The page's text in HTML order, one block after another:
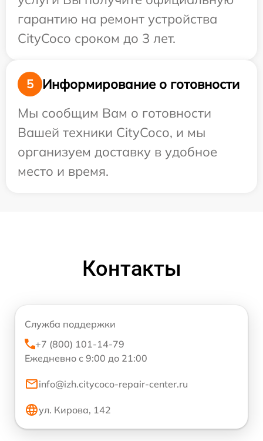
гарантию на ремонт устройства
CityCoco сроком до 3 лет.
5
Информирование о готовности
Мы сообщим Вам о готовности
Вашей техники CityCoco, и мы
организуем доставку в удобное
место и время.
Контакты
Служба поддержки
+7 (800) 101-14-79
Ежедневно с 9:00 до 21:00
info@izh.citycoco-repair-center.ru
ул. Кирова, 142